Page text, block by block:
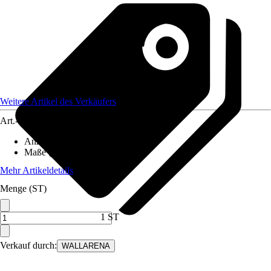
Verkauf durch: WALLARENA
Weitere Artikel des Verkäufers
Art.-Nr.
Anzahl der Teile
Maße (BxH)
Mehr Artikeldetails
Menge (ST)
1 ST